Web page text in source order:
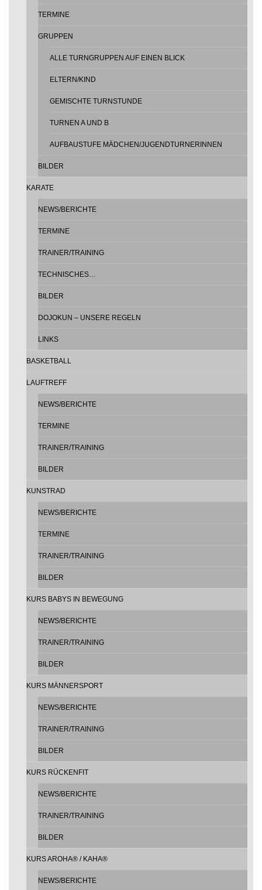
TERMINE
GRUPPEN
ALLE TURNGRUPPEN AUF EINEN BLICK
ELTERN/KIND
GEMISCHTE TURNSTUNDE
TURNEN A UND B
AUFBAUSTUFE MÄDCHEN/JUGENDTURNERINNEN
BILDER
KARATE
NEWS/BERICHTE
TERMINE
TRAINER/TRAINING
TECHNISCHES…
BILDER
DOJOKUN – UNSERE REGELN
LINKS
BASKETBALL
LAUFTREFF
NEWS/BERICHTE
TERMINE
TRAINER/TRAINING
BILDER
KUNSTRAD
NEWS/BERICHTE
TERMINE
TRAINER/TRAINING
BILDER
KURS BABYS IN BEWEGUNG
NEWS/BERICHTE
TRAINER/TRAINING
BILDER
KURS MÄNNERSPORT
NEWS/BERICHTE
TRAINER/TRAINING
BILDER
KURS RÜCKENFIT
NEWS/BERICHTE
TRAINER/TRAINING
BILDER
KURS AROHA® / KAHA®
NEWS/BERICHTE